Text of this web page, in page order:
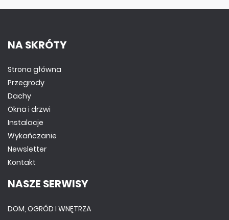
NA SKRÓTY
Strona główna
Przegrody
Dachy
Okna i drzwi
Instalacje
Wykańczanie
Newsletter
Kontakt
NASZE SERWISY
DOM, OGRÓD I WNĘTRZA